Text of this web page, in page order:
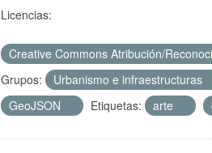
Licencias:
Creative Commons Atribución/
Grupos:
Urbanismo e infraestructuras
GeoJSON
Etiquetas: arte